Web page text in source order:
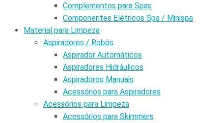
Complementos para Spas
Componentes Elétricos Spa / Minispa
Material para Limpeza
Aspiradores / Robôs
Aspirador Automáticos
Aspiradores Hidráulicos
Aspiradores Manuais
Acessórios para Aspiradores
Acessórios para Limpeza
Acessórios para Skimmers